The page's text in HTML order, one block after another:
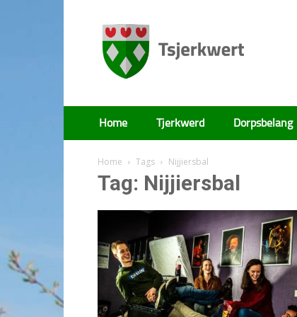
Tsjerkwert
Home Tjerkwerd Dorpsbelang
Home Tags Nijjiersbal
Tag: Nijjiersbal